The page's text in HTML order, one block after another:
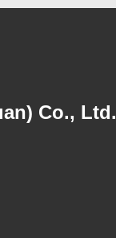
Co., Ltd.